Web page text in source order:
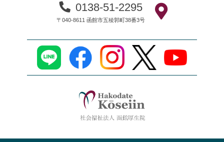
0138-51-2295
〒040-8611 函館市五稜郭町38番3号